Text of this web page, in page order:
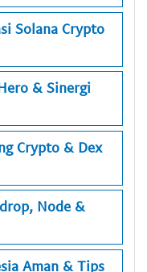
Solana Crypto
& Sinergi
Crypto & Dex
Node &
Aman & Tips